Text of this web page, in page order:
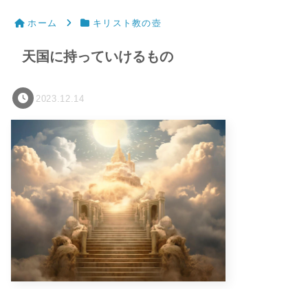
ホーム キリスト教の壺
天国に持っていけるもの
2023.12.14